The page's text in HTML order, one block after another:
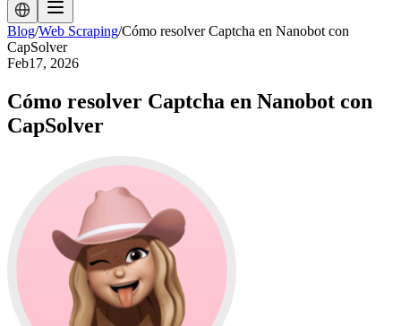
Blog/Web Scraping/Cómo resolver Captcha en Nanobot con
CapSolver
Feb17, 2026
Cómo resolver Captcha en Nanobot con
CapSolver